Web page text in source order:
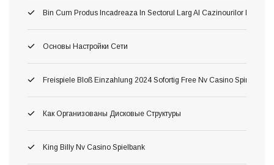
Bin Cum Produs Incadreaza In Sectorul Larg Al Cazinourilor Dacă
Основы Настройки Сети
Freispiele Bloß Einzahlung 2024 Sofortig Free Nv Casino Spins
Как Организованы Дисковые Структуры
King Billy Nv Casino Spielbank